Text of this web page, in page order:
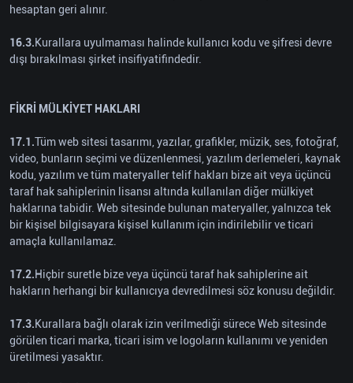
hesaptan geri alınır.
16.3.Kurallara uyulmaması halinde kullanıcı kodu ve şifresi devre
dışı bırakılması şirket insifiyatifindedir.
FİKRİ MÜLKİYET HAKLARI
17.1.Tüm web sitesi tasarımı, yazılar, grafikler, müzik, ses, fotoğraf,
video, bunların seçimi ve düzenlenmesi, yazılım derlemeleri, kaynak
kodu, yazılım ve tüm materyaller telif hakları bize ait veya üçüncü
taraf hak sahiplerinin lisansı altında kullanılan diğer mülkiyet
haklarına tabidir. Web sitesinde bulunan materyaller, yalnızca tek
bir kişisel bilgisayara kişisel kullanım için indirilebilir ve ticari
amaçla kullanılamaz.
17.2.Hiçbir suretle bize veya üçüncü taraf hak sahiplerine ait
hakların herhangi bir kullanıcıya devredilmesi söz konusu değildir.
17.3.Kurallara bağlı olarak izin verilmediği sürece Web sitesinde
görülen ticari marka, ticari isim ve logoların kullanımı ve yeniden
üretilmesi yasaktır.